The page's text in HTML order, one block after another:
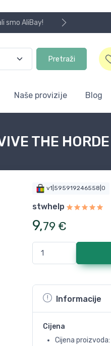
smo AliBay!
Pretraži
Naše provizije Blog
THE HORDE
v1|595919246558|0
stwhelp
9,79 €
Informacije
Cijena
Cijena proizvoda: